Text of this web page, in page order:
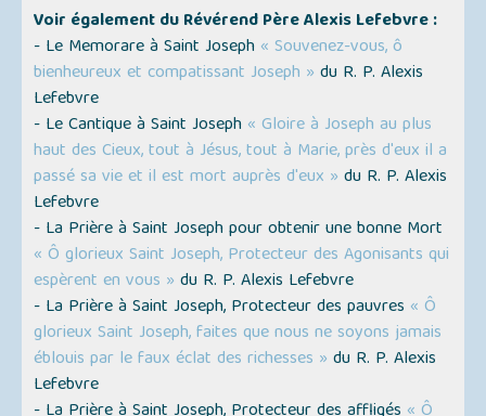
Voir également du Révérend Père Alexis Lefebvre :
- Le Memorare à Saint Joseph « Souvenez-vous, ô
bienheureux et compatissant Joseph » du R. P. Alexis
Lefebvre
- Le Cantique à Saint Joseph « Gloire à Joseph au plus
haut des Cieux, tout à Jésus, tout à Marie, près d'eux il a
passé sa vie et il est mort auprès d'eux » du R. P. Alexis
Lefebvre
- La Prière à Saint Joseph pour obtenir une bonne Mort
« Ô glorieux Saint Joseph, Protecteur des Agonisants qui
espèrent en vous » du R. P. Alexis Lefebvre
- La Prière à Saint Joseph, Protecteur des pauvres « Ô
glorieux Saint Joseph, faites que nous ne soyons jamais
éblouis par le faux éclat des richesses » du R. P. Alexis
Lefebvre